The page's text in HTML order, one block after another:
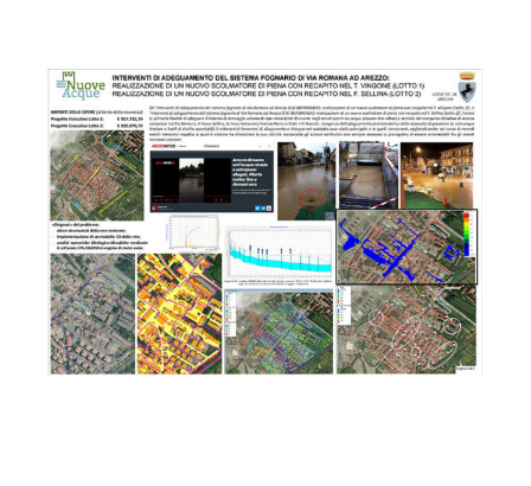
Interventi di adeguamento
del sistema fognario di via
Romana ad Arezzo:
realizzazione di un nuovo
scolmatore di piena con
recapito nel t. Vingone
(lotto 1) e realizzazione di un
nuovo scolmatore di piena
con recapito nel f. Sellina
(lotto 2)